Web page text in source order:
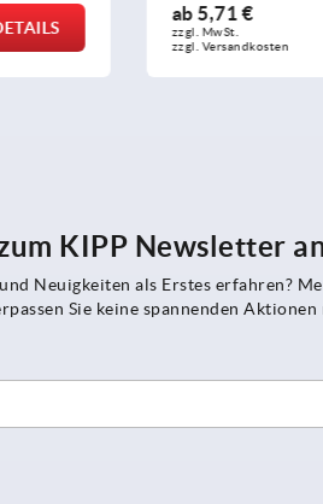
5,71 €
zzgl. MwSt.
zzgl. Versandkosten
KIPP Newsletter
Neuigkeiten als Erstes erfahren?
Sie keine spannenden Aktionen